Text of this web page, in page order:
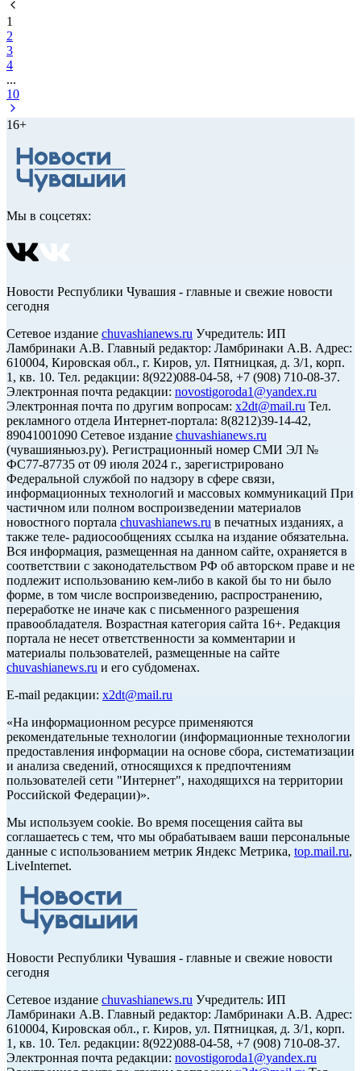
1
2
3
4
...
10
16+
Мы в соцсетях:
Новости Республики Чувашия - главные и свежие новости
сегодня
Сетевое издание chuvashianews.ru Учредитель: ИП
Ламбринаки А.В. Главный редактор: Ламбринаки А.В. Адрес:
610004, Кировская обл., г. Киров, ул. Пятницкая, д. 3/1, корп.
1, кв. 10. Тел. редакции: 8(922)088-04-58, +7 (908) 710-08-37.
Электронная почта редакции: novostigoroda1@yandex.ru
Электронная почта по другим вопросам: x2dt@mail.ru Тел.
рекламного отдела Интернет-портала: 8(8212)39-14-42,
89041001090 Сетевое издание chuvashianews.ru
(чувашияньюз.ру). Регистрационный номер СМИ ЭЛ №
ФС77-87735 от 09 июля 2024 г., зарегистрировано
Федеральной службой по надзору в сфере связи,
информационных технологий и массовых коммуникаций При
частичном или полном воспроизведении материалов
новостного портала chuvashianews.ru в печатных изданиях, а
также теле- радиосообщениях ссылка на издание обязательна.
Вся информация, размещенная на данном сайте, охраняется в
соответствии с законодательством РФ об авторском праве и не
подлежит использованию кем-либо в какой бы то ни было
форме, в том числе воспроизведению, распространению,
переработке не иначе как с письменного разрешения
правообладателя. Возрастная категория сайта 16+. Редакция
портала не несет ответственности за комментарии и
материалы пользователей, размещенные на сайте
chuvashianews.ru и его субдоменах.
E-mail редакции: x2dt@mail.ru
«На информационном ресурсе применяются
рекомендательные технологии (информационные технологии
предоставления информации на основе сбора, систематизации
и анализа сведений, относящихся к предпочтениям
пользователей сети "Интернет", находящихся на территории
Российской Федерации)».
Мы используем cookie. Во время посещения сайта вы
соглашаетесь с тем, что мы обрабатываем ваши персональные
данные с использованием метрик Яндекс Метрика, top.mail.ru,
LiveInternet.
Новости Республики Чувашия - главные и свежие новости
сегодня
Сетевое издание chuvashianews.ru Учредитель: ИП
Ламбринаки А.В. Главный редактор: Ламбринаки А.В. Адрес:
610004, Кировская обл., г. Киров, ул. Пятницкая, д. 3/1, корп.
1, кв. 10. Тел. редакции: 8(922)088-04-58, +7 (908) 710-08-37.
Электронная почта редакции: novostigoroda1@yandex.ru